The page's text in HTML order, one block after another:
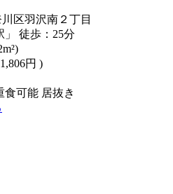
区羽沢南２丁目
」 徒歩：25分
円 )
食可能 居抜き